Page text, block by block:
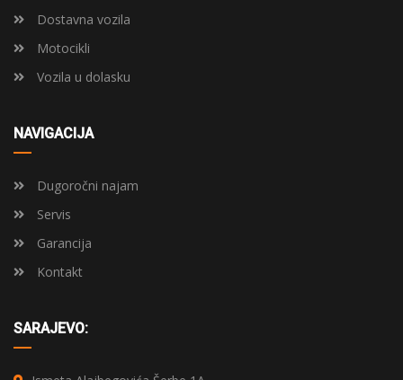
Dostavna vozila
Motocikli
Vozila u dolasku
NAVIGACIJA
Dugoročni najam
Servis
Garancija
Kontakt
SARAJEVO: